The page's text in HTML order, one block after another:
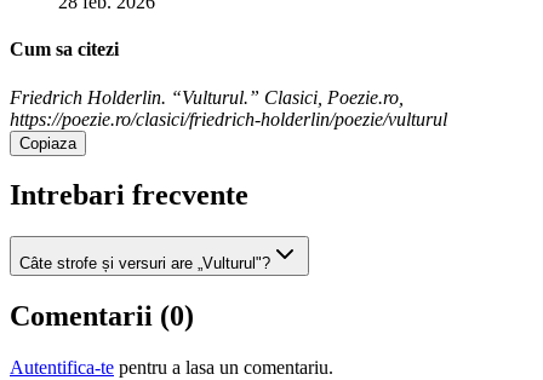
Cum sa citezi
Friedrich Holderlin. “Vulturul.” Clasici, Poezie.ro,
https://poezie.ro/clasici/friedrich-holderlin/poezie/vulturul
Copiaza
Intrebari frecvente
Câte strofe și versuri are „Vulturul"?
Comentarii (0)
Autentifica-te pentru a lasa un comentariu.